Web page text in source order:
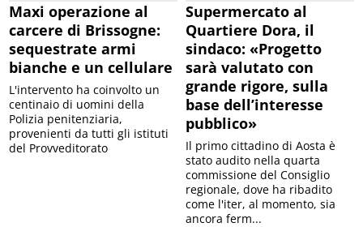
Maxi operazione al
carcere di Brissogne:
sequestrate armi
bianche e un cellulare
L'intervento ha coinvolto un
centinaio di uomini della
Polizia penitenziaria,
provenienti da tutti gli istituti
del Provveditorato
Supermercato al
Quartiere Dora, il
sindaco: «Progetto
sarà valutato con
grande rigore, sulla
base dell’interesse
pubblico»
Il primo cittadino di Aosta è
stato audito nella quarta
commissione del Consiglio
regionale, dove ha ribadito
come l'iter, al momento, sia
ancora ferm...